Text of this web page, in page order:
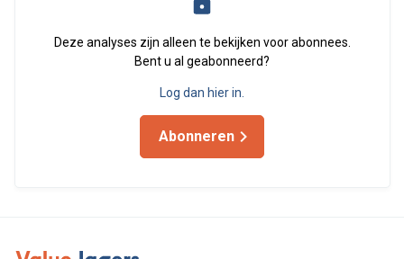
Deze analyses zijn alleen te bekijken voor abonnees.
Bent u al geabonneerd?
Log dan hier in.
Abonneren